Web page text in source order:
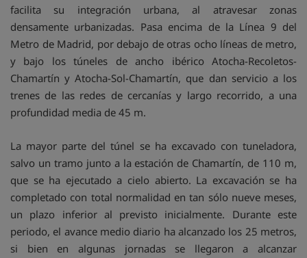
facilita su integración urbana, al atravesar zonas
densamente urbanizadas. Pasa encima de la Línea 9 del
Metro de Madrid, por debajo de otras ocho líneas de metro,
y bajo los túneles de ancho ibérico Atocha-Recoletos-
Chamartín y Atocha-Sol-Chamartín, que dan servicio a los
trenes de las redes de cercanías y largo recorrido, a una
profundidad media de 45 m.
La mayor parte del túnel se ha excavado con tuneladora,
salvo un tramo junto a la estación de Chamartín, de 110 m,
que se ha ejecutado a cielo abierto. La excavación se ha
completado con total normalidad en tan sólo nueve meses,
un plazo inferior al previsto inicialmente. Durante este
periodo, el avance medio diario ha alcanzado los 25 metros,
si bien en algunas jornadas se llegaron a alcanzar